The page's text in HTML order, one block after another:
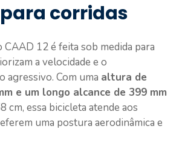
corridas
12 é feita sob medida para
a velocidade e o
agressivo. Com uma altura de
e um longo alcance de 399 mm
cm, essa bicicleta atende aos
uma postura aerodinâmica e